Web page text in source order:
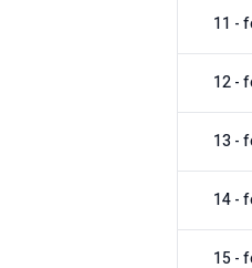
11 -
12-
13 -
14-
15-